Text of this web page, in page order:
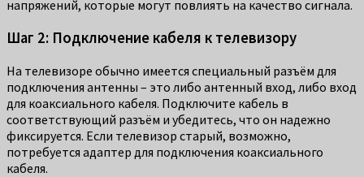
напряжений, которые могут повлиять на качество сигнала.
Шаг 2: Подключение кабеля к телевизору
На телевизоре обычно имеется специальный разъём для
подключения антенны – это либо антенный вход, либо вход
для коаксиального кабеля. Подключите кабель в
соответствующий разъём и убедитесь, что он надежно
фиксируется. Если телевизор старый, возможно,
потребуется адаптер для подключения коаксиального
кабеля.